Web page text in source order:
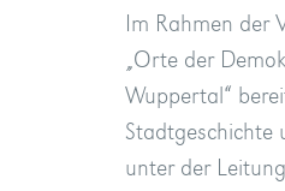
Im Rahmen der
„Orte der
Wuppertal“
Stadtgeschichte
unter der